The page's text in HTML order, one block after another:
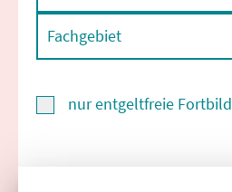
Fachgebiet
nur entgeltfreie